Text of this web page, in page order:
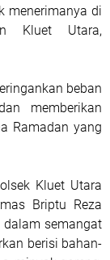
menerimanya di
Kluet Utara,
beban
memberikan
Ramadan yang
Kluet Utara
Briptu Reza
dalam semangat
berisi bahan-